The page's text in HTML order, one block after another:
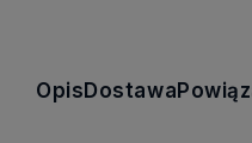
OpisDostawa